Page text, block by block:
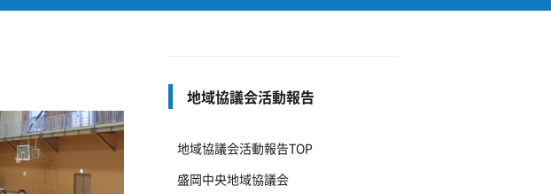
地域協議会活動報告
地域協議会活動報告TOP
盛岡中央地域協議会